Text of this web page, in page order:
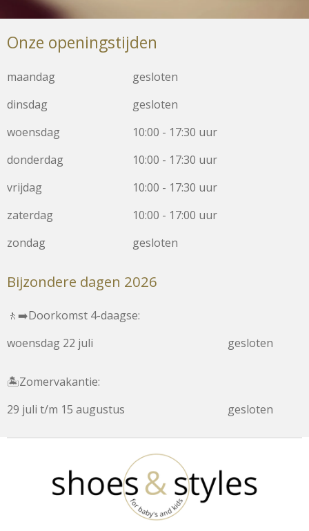
Onze openingstijden
maandag
gesloten
dinsdag
gesloten
woensdag
10:00 - 17:30 uur
donderdag
10:00 - 17:30 uur
vrijdag
10:00 - 17:30 uur
zaterdag
10:00 - 17:00 uur
zondag
gesloten
Bijzondere dagen 2026
🚶‍➡️Doorkomst 4-daagse:
woensdag 22 juli
gesloten
🏝️Zomervakantie:
29 juli t/m 15 augustus
gesloten